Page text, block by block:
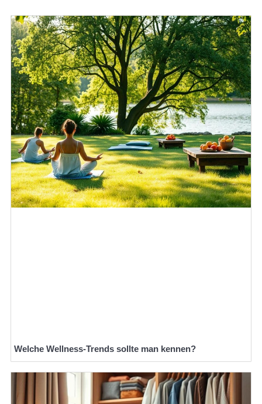
Welche Wellness-Trends sollte man kennen?